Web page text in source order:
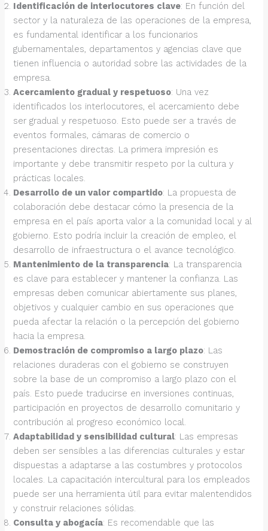
Identificación de interlocutores clave: En función del
sector y la naturaleza de las operaciones de la empresa,
es fundamental identificar a los funcionarios
gubernamentales, departamentos y agencias clave que
tienen influencia o autoridad sobre las actividades de la
empresa.
Acercamiento gradual y respetuoso: Una vez
identificados los interlocutores, el acercamiento debe
ser gradual y respetuoso. Esto puede ser a través de
eventos formales, cámaras de comercio o
presentaciones directas. La primera impresión es
importante y debe transmitir respeto por la cultura y
prácticas locales.
Desarrollo de un valor compartido: La propuesta de
colaboración debe destacar cómo la presencia de la
empresa en el país aporta valor a la comunidad local y al
gobierno. Esto podría incluir la creación de empleo, el
desarrollo de infraestructura o el avance tecnológico.
Mantenimiento de la transparencia: La transparencia
es clave para establecer y mantener la confianza. Las
empresas deben comunicar abiertamente sus planes,
objetivos y cualquier cambio en sus operaciones que
pueda afectar la relación o la percepción del gobierno
hacia la empresa.
Demostración de compromiso a largo plazo: Las
relaciones duraderas con el gobierno se construyen
sobre la base de un compromiso a largo plazo con el
país. Esto puede traducirse en inversiones continuas,
participación en proyectos de desarrollo comunitario y
contribución al progreso económico local.
Adaptabilidad y sensibilidad cultural: Las empresas
deben ser sensibles a las diferencias culturales y estar
dispuestas a adaptarse a las costumbres y protocolos
locales. La capacitación intercultural para los empleados
puede ser una herramienta útil para evitar malentendidos
y construir relaciones sólidas.
Consulta y abogacía: Es recomendable que las